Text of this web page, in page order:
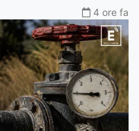
4 ore fa